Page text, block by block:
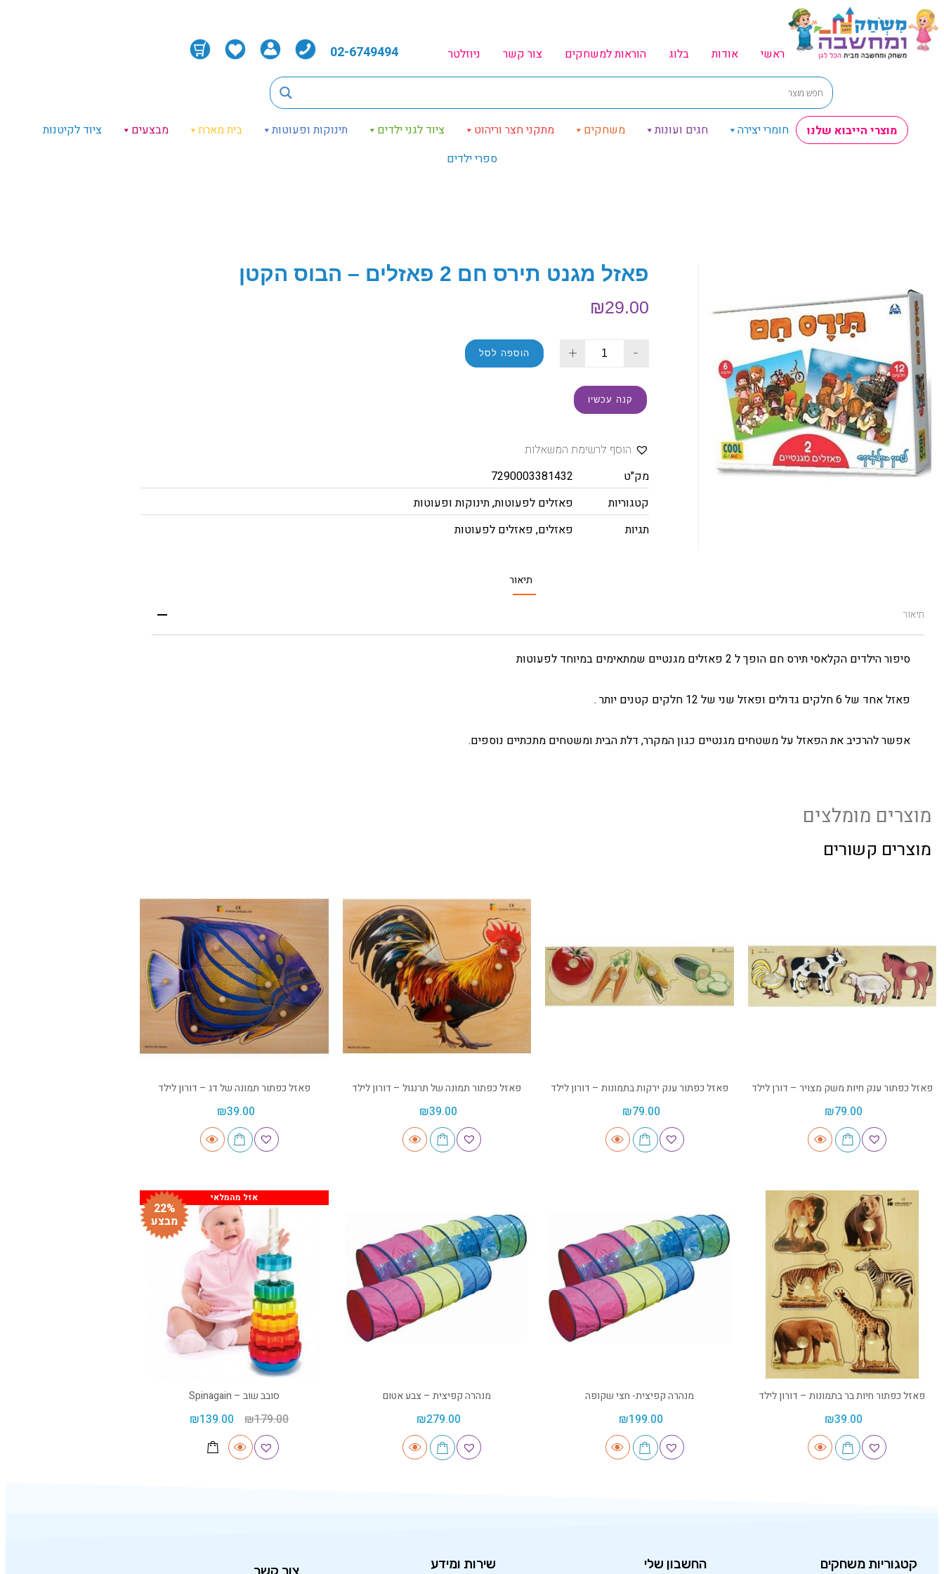
ראשי אודות בלוג הוראות למשחקים צור קשר ניוזלטר 02-6749494
מוצרי הייבוא שלנו חומרי יצירה חגים ועונות משחקים מתקני חצר וריהוט ציוד לגני ילדים תינוקות ופעוטות בית מארח מבצעים
ציוד לקיטנות
ספרי ילדים
פאזל מגנט תירס חם 2 פאזלים – הבוס הקטן
₪29.00
-
+ הוספה לסל
קנה עכשיו
הוסף לרשימת המשאלות
מק"ט
7290003381432
קטגוריות
פאזלים לפעוטות,תינוקות ופעוטות
תגיות
פאזלים, פאזלים לפעוטות
תיאור
תיאור
סיפור הילדים הקלאסי תירס חם הופך ל 2 פאזלים מגנטיים שמתאימים במיוחד לפעוטות
פאזל אחד של 6 חלקים גדולים ופאזל שני של 12 חלקים קטנים יותר .
אפשר להרכיב את הפאזל על משטחים מגנטיים כגון המקרר, דלת הבית ומשטחים מתכתיים נוספים.
מוצרים מומלצים
מוצרים קשורים
פאזל כפתור ענק חיות משק מצויר – דורן לילד
₪79.00
פאזל כפתור ענק ירקות בתמונות – דורון לילד
₪79.00
פאזל כפתור תמונה של תרנגול – דורון לילד
₪39.00
פאזל כפתור תמונה של דג – דורון לילד
₪39.00
פאזל כפתור חיות בר בתמונות – דורון לילד
₪39.00
מנהרה קפיצית- חצי שקופה
₪199.00
מנהרה קפיצית – צבע אטום
₪279.00
22%
מבצע
אזל מהמלאי
סובב שוב – Spinagain
₪179.00
₪139.00
קטגוריות משחקים החשבון שלי שירות ומידע